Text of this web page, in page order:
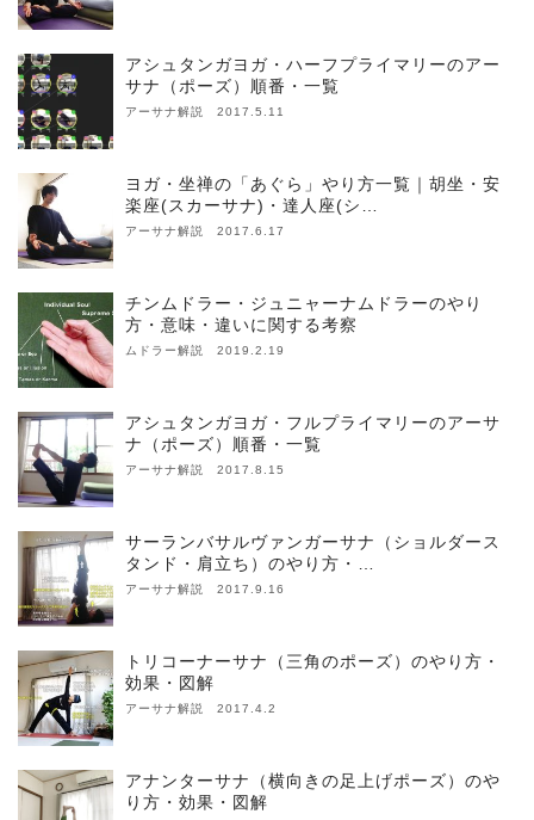
アシュタンガヨガ・ハーフプライマリーのアー
サナ（ポーズ）順番・一覧
アーサナ解説 2017.5.11
ヨガ・坐禅の「あぐら」やり方一覧｜胡坐・安
楽座(スカーサナ)・達人座(シ…
アーサナ解説 2017.6.17
チンムドラー・ジュニャーナムドラーのやり
方・意味・違いに関する考察
ムドラー解説 2019.2.19
アシュタンガヨガ・フルプライマリーのアーサ
ナ（ポーズ）順番・一覧
アーサナ解説 2017.8.15
サーランバサルヴァンガーサナ（ショルダース
タンド・肩立ち）のやり方・…
アーサナ解説 2017.9.16
トリコーナーサナ（三角のポーズ）のやり方・
効果・図解
アーサナ解説 2017.4.2
アナンターサナ（横向きの足上げポーズ）のや
り方・効果・図解